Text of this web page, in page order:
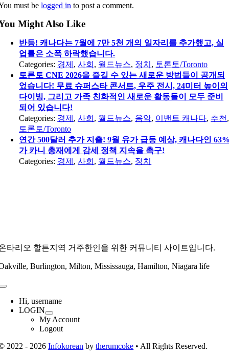
must belogged in to post a comment.
Might Also Like
반등! 캐나다는 7월에 7만 5천 개의 일자리를 추가했고, 실
업률은 소폭 하락했습니다.
Categories: 경제 ,사회 , 월드뉴스, 정치 , 토론토/Toronto
토론토 CNE 2026을 즐길 수 있는 새로운 방법들이 공개되
었습니다! 무료 슈퍼스타 콘서트, 우주 전시, 24미터 높이의
다이빙, 그리고 가족 친화적인 새로운 활동들이 모두 준비
되어 있습니다!
Categories: 경제 ,사회 , 월드뉴스, 음악, 이밴트 캐나다, 추천 ,
토론토/Toronto
연간 500달러 추가 지출! 9월 유가 급등 예상, 캐나다인
가 카니 총재에게 감세 정책 지속을 촉구!
Categories: 경제 ,사회 , 월드뉴스, 정치
타리오 할튼지역 거주한인을 위한 커뮤니티 사이트입니다.
Burlington, Milton, Mississauga, Hamilton, Niagara life
Toggle
NavigationHi, username
LOGIN
My Account
Logout
2022 - 2026Infokorean bytherumcoke • All Rights Reserved.